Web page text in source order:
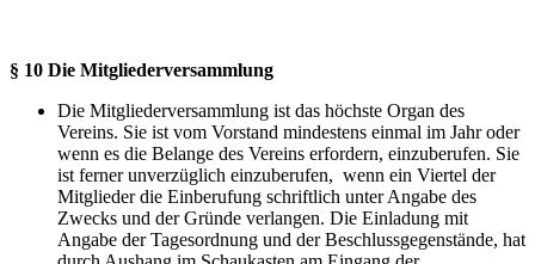
§ 10 Die Mitgliederversammlung
Die Mitgliederversammlung ist das höchste Organ des
Vereins. Sie ist vom Vorstand mindestens einmal im Jahr oder
wenn es die Belange des Vereins erfordern, einzuberufen. Sie
ist ferner unverzüglich einzuberufen, wenn ein Viertel der
Mitglieder die Einberufung schriftlich unter Angabe des
Zwecks und der Gründe verlangen. Die Einladung mit
Angabe der Tagesordnung und der Beschlussgegenstände, hat